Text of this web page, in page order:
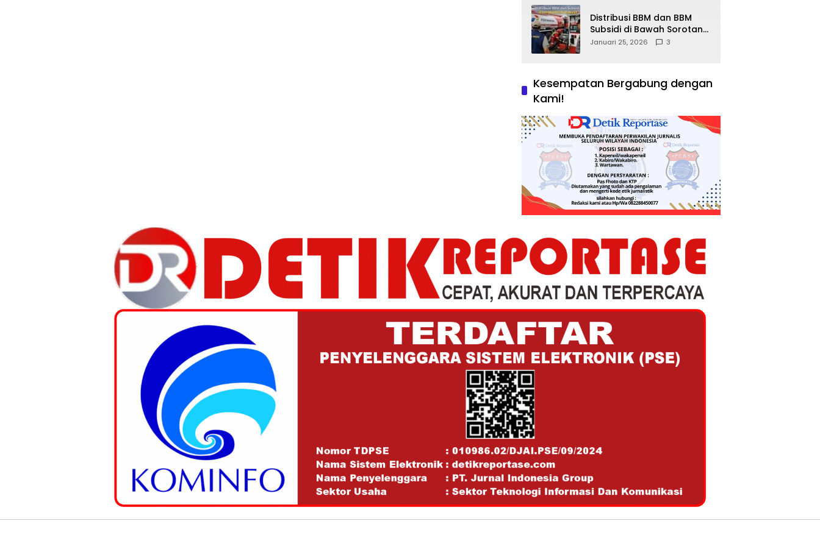
Distribusi BBM dan BBM
Subsidi di Bawah Sorotan
Publik: Antara Kepentingan
Januari 25, 2026 3
Kesempatan Bergabung dengan
Kami!